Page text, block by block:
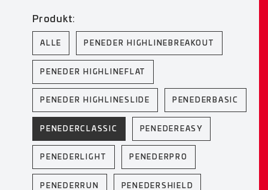
Produkt:
ALLE PENEDER HIGHLINEBREAKOUT
PENEDER HIGHLINEFLAT
PENEDER HIGHLINESLIDE PENEDERBASIC
PENEDERCLASSIC PENEDEREASY
PENEDERLIGHT PENEDERPRO
PENEDERRUN PENEDERSHIELD